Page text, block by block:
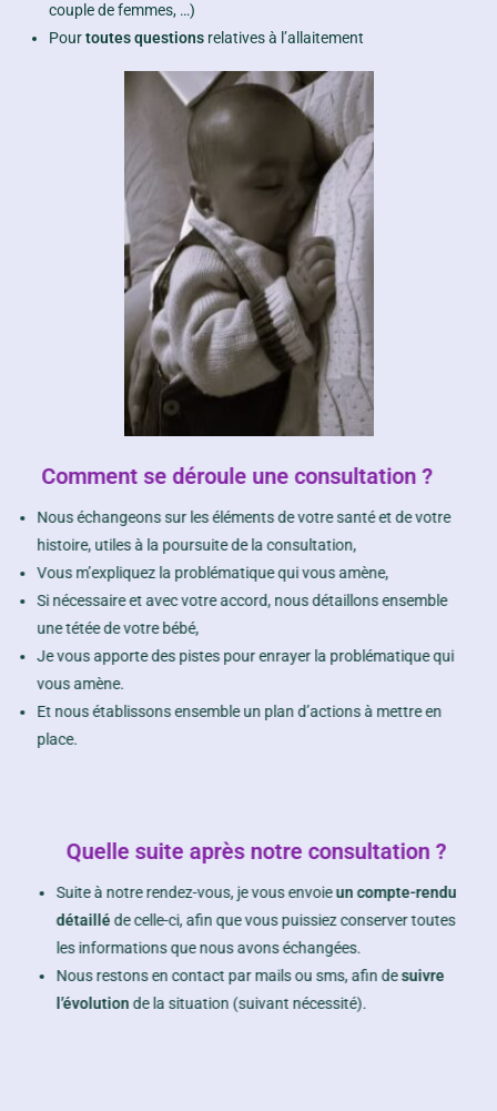
couple de femmes, …)
Pourtoutes questions relatives à l’allaitement
Comment se déroule une consultation ?
Nous échangeons sur les éléments de votre santé et de votre
histoire, utiles à la poursuite de la consultation,
Vous m’expliquez la problématique qui vous amène,
Si nécessaire et avec votre accord, nous détaillons ensemble
une tétée de votre bébé,
Je vous apporte des pistes pour enrayer la problématique qui
vous amène.
Et nous établissons ensemble un plan d’actions à mettre en
place.
Quelle suite après notre consultation ?
Suite à notre rendez-vous, je vous envoieun compte-rendu
détailléde celle-ci, afin que vous puissiez conserver toutes
les informations que nous avons échangées.
Nous restons en contact par mails ou sms, afin desuivre
l’évolutionde la situation (suivant nécessité).